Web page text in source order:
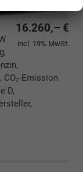
16.260,– €
incl. 19% MwSt.
Emission
D,